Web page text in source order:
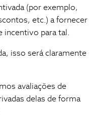
(por exemplo,
etc.) a fornecer
incentivo para tal.
isso será claramente
avaliações de
delas de forma